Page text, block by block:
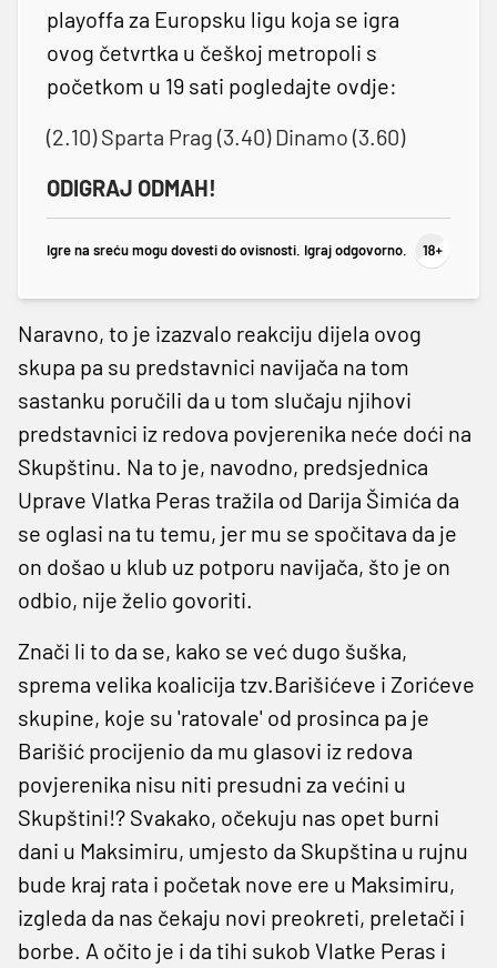
playoffa za Europsku ligu koja se igra
ovog četvrtka u češkoj metropoli s
početkom u 19 sati pogledajte ovdje:
(2.10) Sparta Prag (3.40) Dinamo (3.60)
ODIGRAJ ODMAH!
Igre na sreću mogu dovesti do ovisnosti. Igraj odgovorno.
Naravno, to je izazvalo reakciju dijela ovog
skupa pa su predstavnici navijača na tom
sastanku poručili da u tom slučaju njihovi
predstavnici iz redova povjerenika neće doći na
Skupštinu. Na to je, navodno, predsjednica
Uprave Vlatka Peras tražila od Darija Šimića da
se oglasi na tu temu, jer mu se spočitava da je
on došao u klub uz potporu navijača, što je on
odbio, nije želio govoriti.
Znači li to da se, kako se već dugo šuška,
sprema velika koalicija tzv.Barišićeve i Zorićeve
skupine, koje su 'ratovale' od prosinca pa je
Barišić procijenio da mu glasovi iz redova
povjerenika nisu niti presudni za većini u
Skupštini!? Svakako, očekuju nas opet burni
dani u Maksimiru, umjesto da Skupština u rujnu
bude kraj rata i početak nove ere u Maksimiru,
izgleda da nas čekaju novi preokreti, preletači i
borbe. A očito je i da tihi sukob Vlatke Peras i